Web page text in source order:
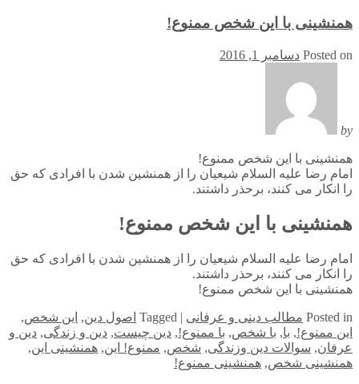
همنشینی با این شخص ممنوع!
Posted on دسامبر 1, 2016
by
همنشینی با این شخص ممنوع!
امام رضا علیه السلام شیعیان را از همنشین شدن با افرادی که حق
را انکار می کنند، برحذر داشتند.
همنشینی با این شخص ممنوع!
امام رضا علیه السلام شیعیان را از همنشین شدن با افرادی که حق
را انکار می کنند، برحذر داشتند.
همنشینی با این شخص ممنوع!
Posted in مطالب دینی و عرفانی |
Tagged اصول دین, این شخص,
این ممنوع!, با, با شخص, با ممنوع!, دین چیست, دین و زندگی, دین و
عرفان, سوالات دین وزندگی, شخص, ممنوع! این, همنشینی این,
همنشینی شخص, همنشینی ممنوع!